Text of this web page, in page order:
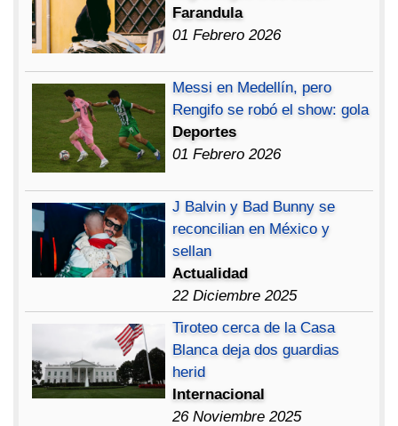
Farandula
01 Febrero 2026
Messi en Medellín, pero
Rengifo se robó el show: gola
Deportes
01 Febrero 2026
J Balvin y Bad Bunny se
reconcilian en México y
sellan
Actualidad
22 Diciembre 2025
Tiroteo cerca de la Casa
Blanca deja dos guardias
herid
Internacional
26 Noviembre 2025